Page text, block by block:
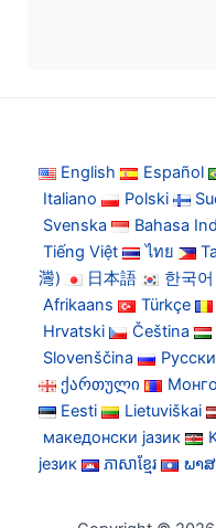
English Español
Italiano
Polski
Svenska
Bahasa
Tiếng Việt
ไทย
灣)
日本語 한국어
Afrikaans
Türkçe
Hrvatski
Čeština
Slovenščina
ქართული
Eesti
Lietuviškai
македонски јазик
језик
ភាសាខ្មែរ ພາ